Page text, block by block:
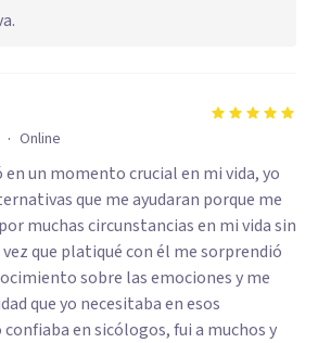
· Online
en un momento crucial en mi vida, yo
que me ayudaran porque me
muchas circunstancias en mi vida sin
que platiqué con él me sorprendió
sobre las emociones y me
que yo necesitaba en esos
confiaba en sicólogos, fui a muchos y